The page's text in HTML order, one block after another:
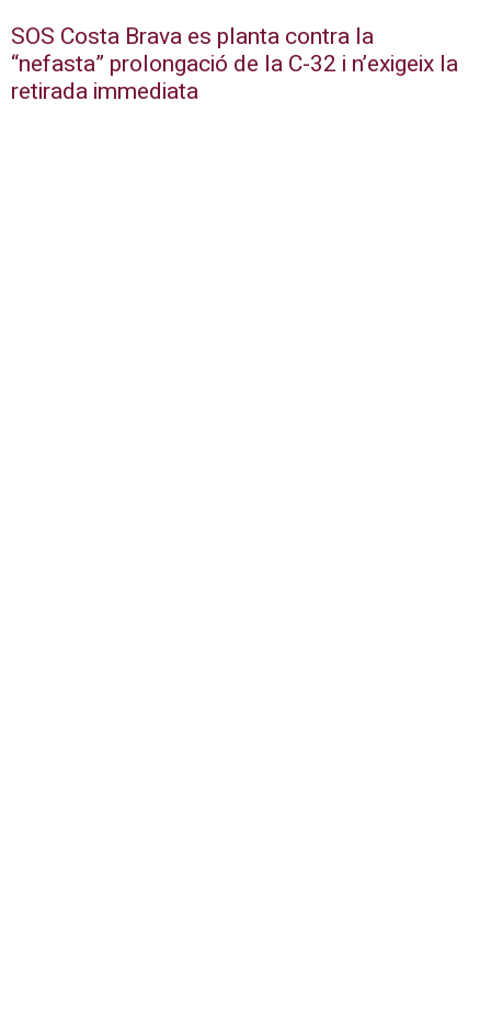
SOS Costa Brava es planta contra la
“nefasta” prolongació de la C-32 i n’exigeix la
retirada immediata